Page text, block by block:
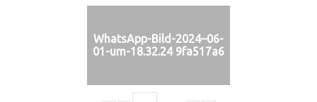
WhatsApp-Bild-2024–06-
01-um-18.32.24 9fa517a6